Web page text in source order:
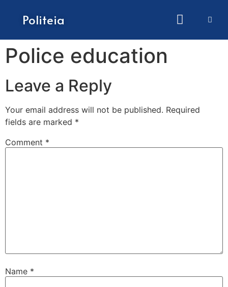
Politeia
Police education
Leave a Reply
Your email address will not be published. Required
fields are marked *
Comment *
Name *